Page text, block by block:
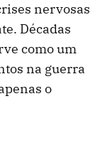
nervosas
Décadas
como um
na guerra
o